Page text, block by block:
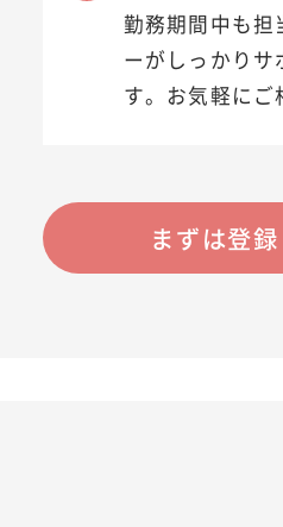
勤務期間中も担
ーがしっかりサ
す。お気軽にご
まずは登録